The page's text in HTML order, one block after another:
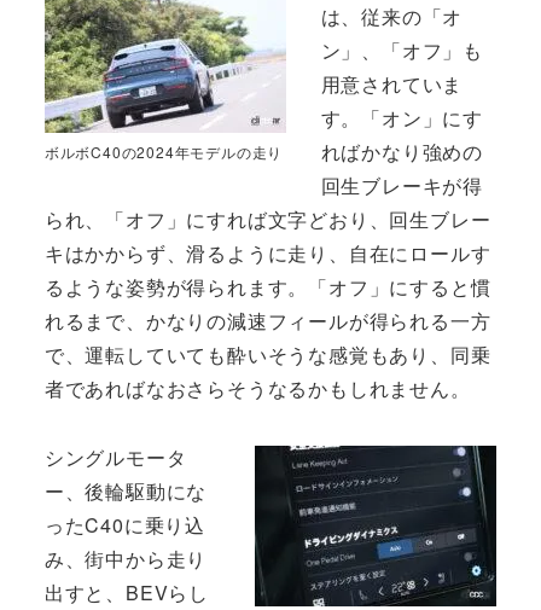
ボルボC40の2024年モデルの走り
は、従来の「オ
ン」、「オフ」も
用意されていま
す。「オン」にす
ればかなり強めの
回生ブレーキが得
られ、「オフ」にすれば文字どおり、回生ブレー
キはかからず、滑るように走り、自在にロールす
るような姿勢が得られます。「オフ」にすると慣
れるまで、かなりの減速フィールが得られる一方
で、運転していても酔いそうな感覚もあり、同乗
者であればなおさらそうなるかもしれません。
シングルモータ
ー、後輪駆動にな
ったC40に乗り込
み、街中から走り
出すと、BEVらし